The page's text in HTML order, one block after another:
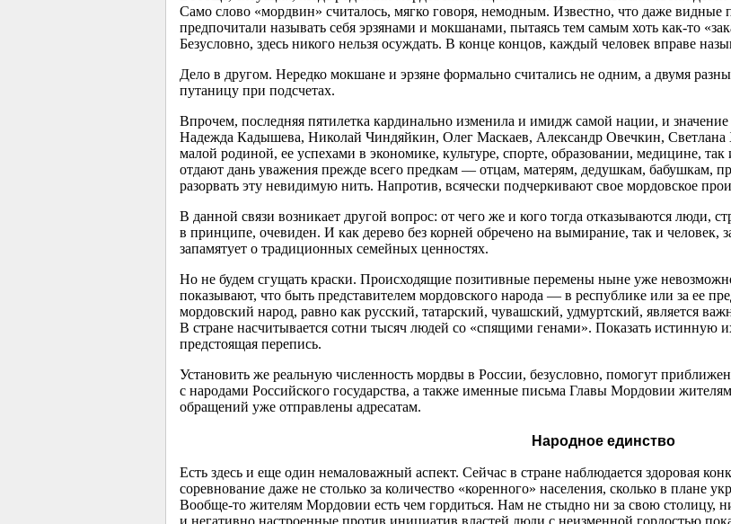
Само слово «мордвин» считалось, мягко говоря, немодным. Известно, что даже видные
предпочитали называть себя эрзянами и мокшанами, пытаясь тем самым хоть как-то
Безусловно, здесь никого нельзя осуждать. В конце концов, каждый человек вправе
Дело в другом. Нередко мокшане и эрзяне формально считались не одним, а двумя
путаницу при подсчетах.
Впрочем, последняя пятилетка кардинально изменила и имидж самой нации, и
Надежда Кадышева, Николай Чиндяйкин, Олег Маскаев, Александр Овечкин, Светлана
малой родиной, ее успехами в экономике, культуре, спорте, образовании, медицине,
отдают дань уважения прежде всего предкам — отцам, матерям, дедушкам, бабушкам,
разорвать эту невидимую нить. Напротив, всячески подчеркивают свое мордовское
В данной связи возникает другой вопрос: от чего же и кого тогда отказываются люди,
в принципе, очевиден. И как дерево без корней обречено на вымирание, так и человек,
запамятует о традиционных семейных ценностях.
Но не будем сгущать краски. Происходящие позитивные перемены ныне уже
показывают, что быть представителем мордовского народа — в республике или за ее
мордовский народ, равно как русский, татарский, чувашский, удмуртский, является
В стране насчитывается сотни тысяч людей со «спящими генами». Показать истинную
предстоящая перепись.
Установить же реальную численность мордвы в России, безусловно, помогут
с народами Российского государства, а также именные письма Главы Мордовии
обращений уже отправлены адресатам.
Народное единство
Есть здесь и еще один немаловажный аспект. Сейчас в стране наблюдается здоровая
соревнование даже не столько за количество «коренного» населения, сколько в плане
Вообще-то жителям Мордовии есть чем гордиться. Нам не стыдно ни за свою столицу,
и негативно настроенные против инициатив властей люди с неизменной гордостью